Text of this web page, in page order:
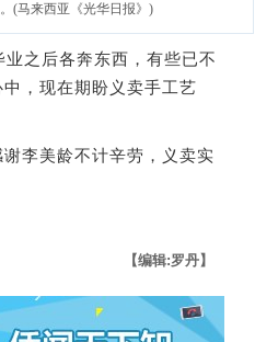
(马来西亚《光华日报》)
之后各奔东西，有些已不
，现在期盼义卖手工艺
李美龄不计辛劳，义卖实
【编辑:罗丹】